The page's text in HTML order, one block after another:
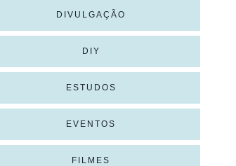
DIVULGAÇÃO
DIY
ESTUDOS
EVENTOS
FILMES